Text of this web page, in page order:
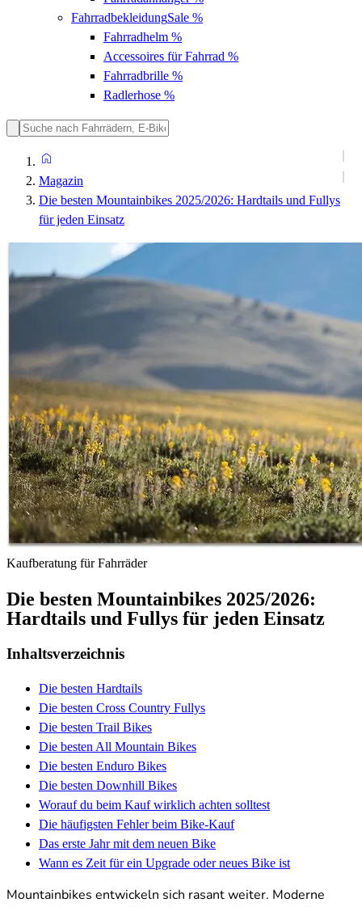
FahrradbekleidungSale %
Fahrradhelm %
Accessoires für Fahrrad %
Fahrradbrille %
Radlerhose %
Magazin
Die besten Mountainbikes 2025/2026: Hardtails und Fullys
für jeden Einsatz
Kaufberatung für Fahrräder
Die besten Mountainbikes 2025/2026:
Hardtails und Fullys für jeden Einsatz
Inhaltsverzeichnis
Die besten Hardtails
Die besten Cross Country Fullys
Die besten Trail Bikes
Die besten All Mountain Bikes
Die besten Enduro Bikes
Die besten Downhill Bikes
Worauf du beim Kauf wirklich achten solltest
Die häufigsten Fehler beim Bike-Kauf
Das erste Jahr mit dem neuen Bike
Wann es Zeit für ein Upgrade oder neues Bike ist
Mountainbikes entwickeln sich rasant weiter. Moderne